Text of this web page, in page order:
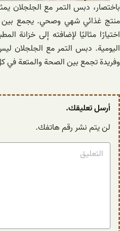
باختصار، دبس التمر مع الجلجلان
منتج غذائي شهي وصحي. يجمع بين
اختيارًا مثاليًا لإضافته إلى خزانة
اليومية. دبس التمر مع الجلجلان
وفريدة تجمع بين الصحة والمتعة في
أرسل تعليقك.
لن يتم نشر رقم هاتفك.